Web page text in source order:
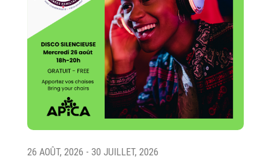
26 AOÛT, 2026 - 30 JUILLET, 2026